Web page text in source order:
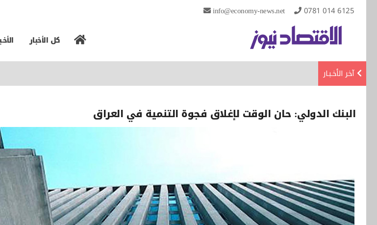
info@economy-news.net 0781 014 6125
كل الأخبار
آخر الأخـبـار
البنك الدولي: حان الوقت لإغلاق فجوة التنمية في العراق